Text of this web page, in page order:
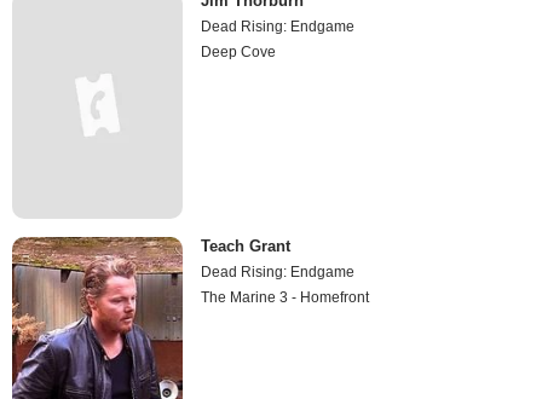
Dead Rising: Endgame
Deep Cove
Teach Grant
Dead Rising: Endgame
The Marine 3 - Homefront